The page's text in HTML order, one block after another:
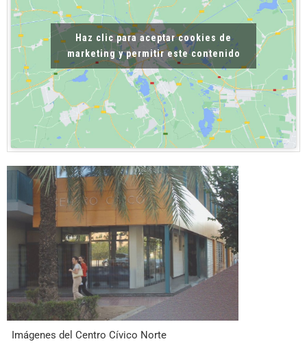
Haz clic para aceptar cookies de
marketing y permitir este contenido
Imágenes del Centro Cívico Norte